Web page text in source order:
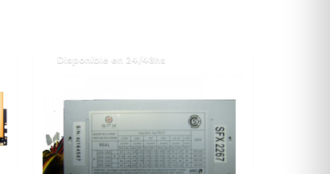
Disponible en 24/48hs